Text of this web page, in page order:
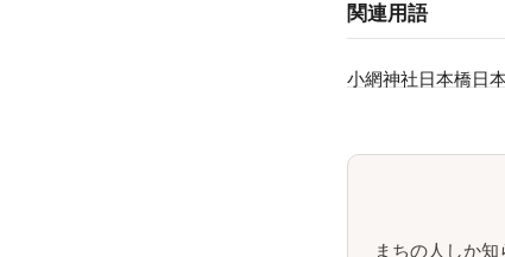
関連用語
小網神社日本橋日
まちの人しか